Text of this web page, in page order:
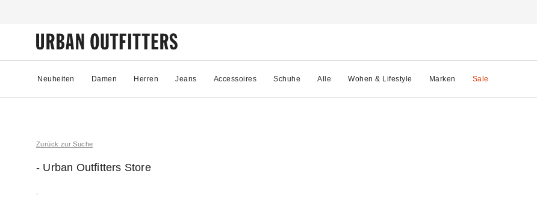
Neuheiten Damen Herren Jeans Accessoires Schuhe Alle Wohen & Lifestyle Marken Sale
Zurück zur Suche
- Urban Outfitters Store